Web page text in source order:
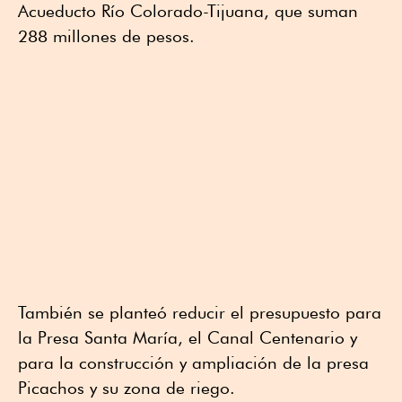
Acueducto Río Colorado-Tijuana, que suman
288 millones de pesos.
También se planteó reducir el presupuesto para
la Presa Santa María, el Canal Centenario y
para la construcción y ampliación de la presa
Picachos y su zona de riego.